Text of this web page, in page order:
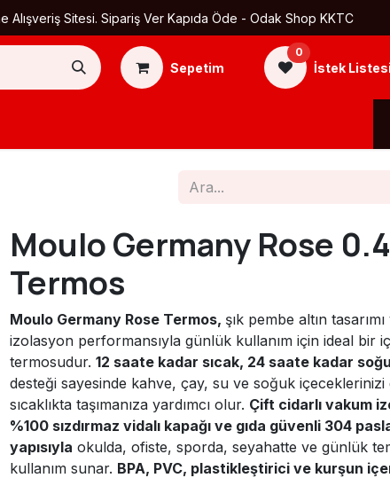
Alışveriş Sitesi. Sipariş Ver Kapıda Öde - Odak Shop KKTC
Sepetim
0
İstek Listesi
Moulo Germany Rose
Termos
Moulo Germany Rose Termos, şık pembe altın
izolasyon performansıyla günlük kullanım için ideal bir
termosudur. 12 saate kadar sıcak, 24 saate kadar
desteği sayesinde kahve, çay, su ve soğuk
sıcaklıkta taşımanıza yardımcı olur. Çift cidarlı vakum
%100 sızdırmaz vidalı kapağı ve gıda güvenli 304
yapısıyla okulda, ofiste, sporda, seyahatte ve günlük
kullanım sunar. BPA, PVC, plastikleştirici ve kurşun